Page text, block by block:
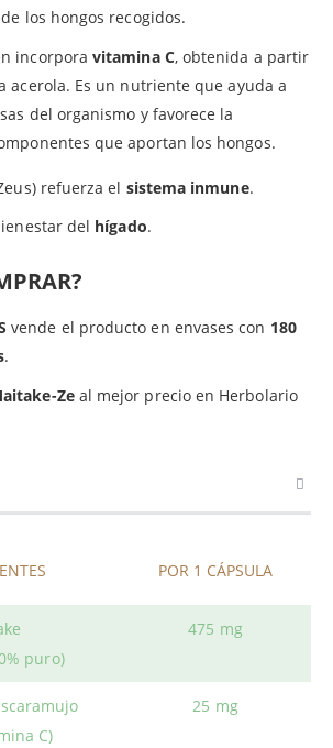
de los hongos recogidos.
incorporavitamina C, obtenida a partir
acerola. Es un nutriente que ayuda a
del organismo y favorece la
que aportan los hongos.
refuerza el sistema inmune.
del hígado.
vende el producto en envases con 180
.
Zeal mejor precio en Herbolario
POR 1 CÁPSULA
puro)
475 mg
C)
25 mg